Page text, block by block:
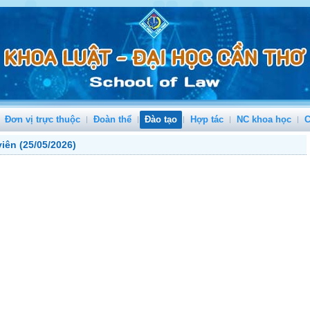
Đơn vị trực thuộc Đoàn thể Đào tạo Hợp tác NC khoa học
(25/05/2026)